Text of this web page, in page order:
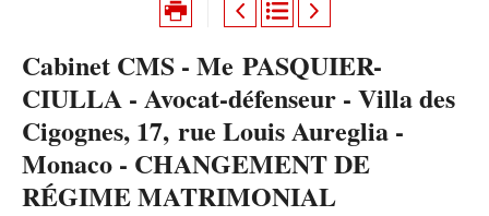
Cabinet CMS - Me PASQUIER-
CIULLA - Avocat-défenseur - Villa des
Cigognes, 17, rue Louis Aureglia -
Monaco - CHANGEMENT DE
RÉGIME MATRIMONIAL